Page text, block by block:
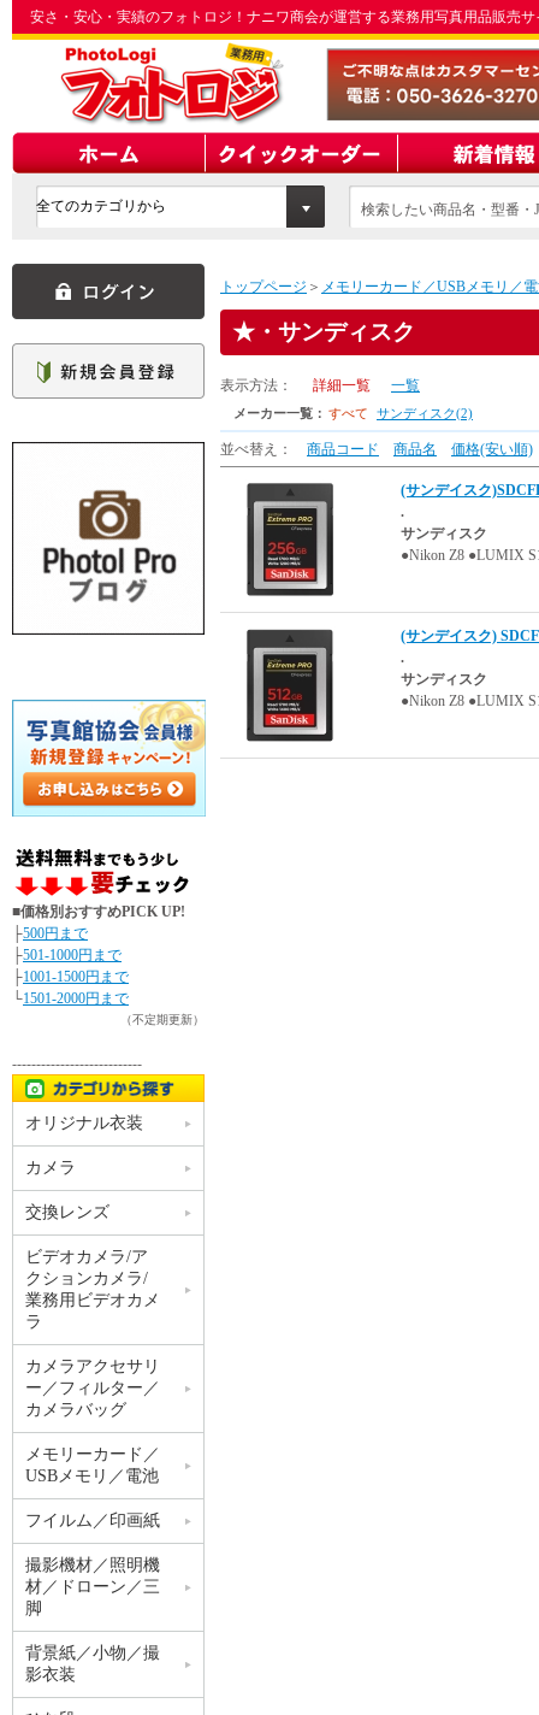
安さ・安心・実績のフォトロジ！ナニワ商会が運営する業務用写真用品販売
検索したい商品名・型番
トップページ ＞ メモリーカード／USBメモリ／
・サンディスク
表示方法： 詳細一覧 一覧
メーカー一覧： すべて サンディスク(2)
並べ替え： 商品コード 商品名 価格(安い順)
(サンデイスク
.
サンディスク
●Nikon Z8 ●LUMIX
(サンデイスク)
.
サンディスク
●Nikon Z8 ●LUMIX
■価格別おすすめPICK UP!
├500円まで
├501-1000円まで
├1001-1500円まで
└1501-2000円まで
（不定期更新）
---------------------------
オリジナル衣装
カメラ
交換レンズ
ビデオカメラ/ア
クションカメラ/
業務用ビデオカメ
ラ
カメラアクセサリ
ー／フィルター／
カメラバッグ
メモリーカード／
USBメモリ／電池
フイルム／印画紙
撮影機材／照明機
材／ドローン／三
脚
背景紙／小物／撮
影衣装